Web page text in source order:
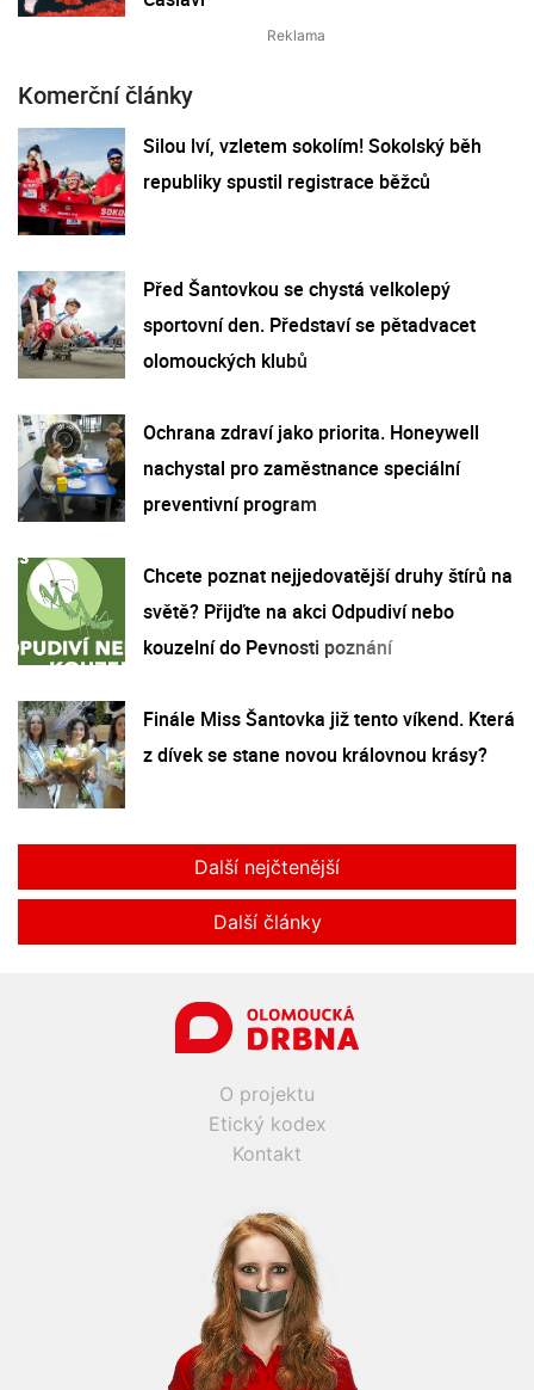
Komerční články
Silou lví, vzletem sokolím! Sokolský běh
republiky spustil registrace běžců
Před Šantovkou se chystá velkolepý
sportovní den. Představí se pětadvacet
olomouckých klubů
Ochrana zdraví jako priorita. Honeywell
nachystal pro zaměstnance speciální
preventivní program
Chcete poznat nejjedovatější druhy štírů na
světě? Přijďte na akci Odpudiví nebo
kouzelní do Pevnosti poznání
Finále Miss Šantovka již tento víkend. Která
z dívek se stane novou královnou krásy?
Další nejčtenější
Další články
O projektu
Etický kodex
Kontakt